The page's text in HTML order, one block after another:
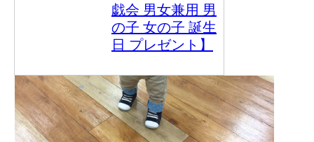
戯会 男女兼用 男
の子 女の子 誕生
日 プレゼント】